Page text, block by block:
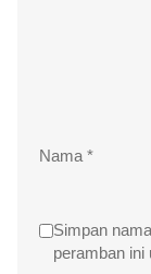
Nama *
Simpan
peramban ini